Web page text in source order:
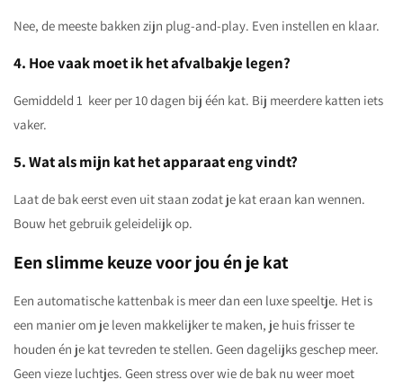
Nee, de meeste bakken zijn plug-and-play. Even instellen en klaar.
4. Hoe vaak moet ik het afvalbakje legen?
Gemiddeld 1 keer per 10 dagen bij één kat. Bij meerdere katten iets
vaker.
5. Wat als mijn kat het apparaat eng vindt?
Laat de bak eerst even uit staan zodat je kat eraan kan wennen.
Bouw het gebruik geleidelijk op.
Een slimme keuze voor jou én je kat
Een automatische kattenbak is meer dan een luxe speeltje. Het is
een manier om je leven makkelijker te maken, je huis frisser te
houden én je kat tevreden te stellen. Geen dagelijks geschep meer.
Geen vieze luchtjes. Geen stress over wie de bak nu weer moet